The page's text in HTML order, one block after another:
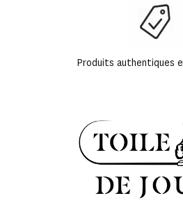
Produits authentiques